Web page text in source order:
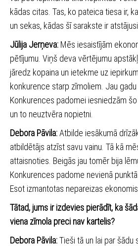
kādas citas. Tas, ko pateica tiesa ir,
un sekas, kādas šī sarakste ir atstājusi.
Jūlija Jerņeva: Mēs iesaistījām
pētījumu. Viņš deva vērtējumu
jāredz kopaina un ietekme uz
konkurence starp zīmoliem. Jau
Konkurences padomei iesniedzām
un to neuztvēra nopietni.
Debora Pāvila:Atbilde iesākumā
atbildētājs atzīst savu vainu. Tā kā
attaisnoties. Beigās jau tomēr bija
Konkurences padome nevienā
Esot izmantotas nepareizas
Tātad, jums ir izdevies pierādīt, ka
viena zīmola preci nav kartelis?
Debora Pāvila:Tieši tā un lai par šādu